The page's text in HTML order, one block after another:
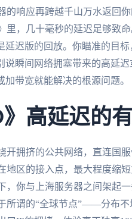
的响应再跨越千山万水返回
里，几十毫秒的延迟足够致
迟版的回放。你瞄准的目标
瞬间网络拥塞带来的高延
带宽就能解决的根源问题。
高延迟的
拥挤的公共网络，直连国
地区的接入点，最大程度缩
，你与上海服务器之间架起
所谓的“全球节点”——分布不